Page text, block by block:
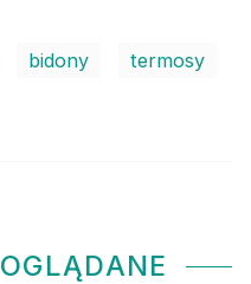
bidony termosy
OGLĄDANE